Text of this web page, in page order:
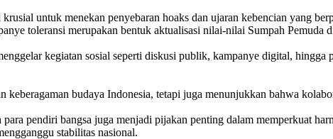
untuk menekan penyebaran hoaks dan ujaran kebencian yang
toleransi merupakan bentuk aktualisasi nilai-nilai Sumpah Pemuda
kegiatan sosial seperti diskusi publik, kampanye digital, hingga
keberagaman budaya Indonesia, tetapi juga menunjukkan bahwa
pendiri bangsa juga menjadi pijakan penting dalam memperkuat
stabilitas nasional.